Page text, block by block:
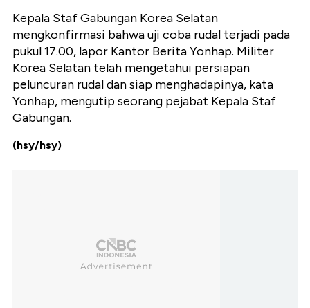
Kepala Staf Gabungan Korea Selatan
mengkonfirmasi bahwa uji coba rudal terjadi pada
pukul 17.00, lapor Kantor Berita Yonhap. Militer
Korea Selatan telah mengetahui persiapan
peluncuran rudal dan siap menghadapinya, kata
Yonhap, mengutip seorang pejabat Kepala Staf
Gabungan.
(hsy/hsy)